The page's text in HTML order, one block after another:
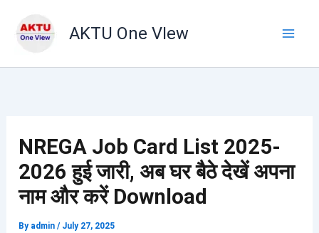
AKTU One VIew
NREGA Job Card List 2025-
2026 हुई जारी, अब घर बैठे देखें अपना
नाम और करें Download
By admin/ July 27, 2025